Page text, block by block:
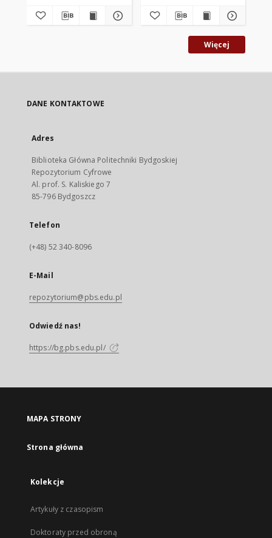
Więcej
DANE KONTAKTOWE
Adres
Biblioteka Główna Politechniki Bydgoskiej
Repozytorium Cyfrowe
Al. prof. S. Kaliskiego 7
85-796 Bydgoszcz
Telefon
(+48) 52 340-8096
E-Mail
repozytorium@pbs.edu.pl
Odwiedź nas!
https://bg.pbs.edu.pl/
MAPA STRONY
Strona główna
Kolekcje
Artykuły z czasopism
Doktoraty przed obroną